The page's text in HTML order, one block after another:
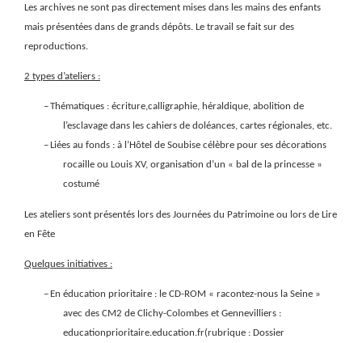
Les archives ne sont pas directement mises dans les mains des enfants
mais présentées dans de grands dépôts. Le travail se fait sur des
reproductions.
2 types d’ateliers :
–Thématiques : écriture,calligraphie, héraldique, abolition de
l’esclavage dans les cahiers de doléances, cartes régionales, etc.
– Liées au fonds : à l’Hôtel de Soubise célèbre pour ses décorations
rocaille ou Louis XV, organisation d’un « bal de la princesse »
costumé
Les ateliers sont présentés lors des Journées du Patrimoine ou lors de Lire
en Fête
Quelques initiatives :
– En éducation prioritaire : le CD-ROM « racontez-nous la Seine »
avec des CM2 de Clichy-Colombes et Gennevilliers :
educationprioritaire.education.fr(rubrique : Dossier